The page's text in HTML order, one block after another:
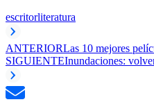
escritorliteratura
ANTERIORLas 10 mejores
SIGUIENTEInundaciones: